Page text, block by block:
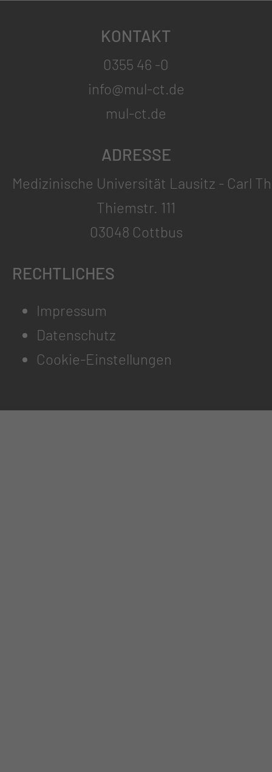
KONTAKT
0355 46 -0
info@mul-ct.de
mul-ct.de
ADRESSE
Medizinische Universität Lausitz - Carl
Thiemstr. 111
03048 Cottbus
RECHTLICHES
Impressum
Datenschutz
Cookie-Einstellungen